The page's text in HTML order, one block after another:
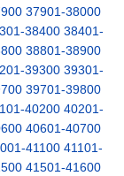
37901-38000
38400 38401-
38801-38900
39300 39301-
39701-39800
40200 40201-
40601-40700
41100 41101-
41501-41600